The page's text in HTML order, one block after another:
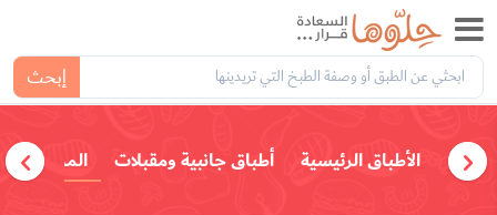
إبحث
الأطباق الرئيسية أطباق جانبية ومقبلات المطبخ